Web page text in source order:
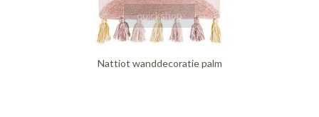
quickshop
Nattiot wanddecoratie palm